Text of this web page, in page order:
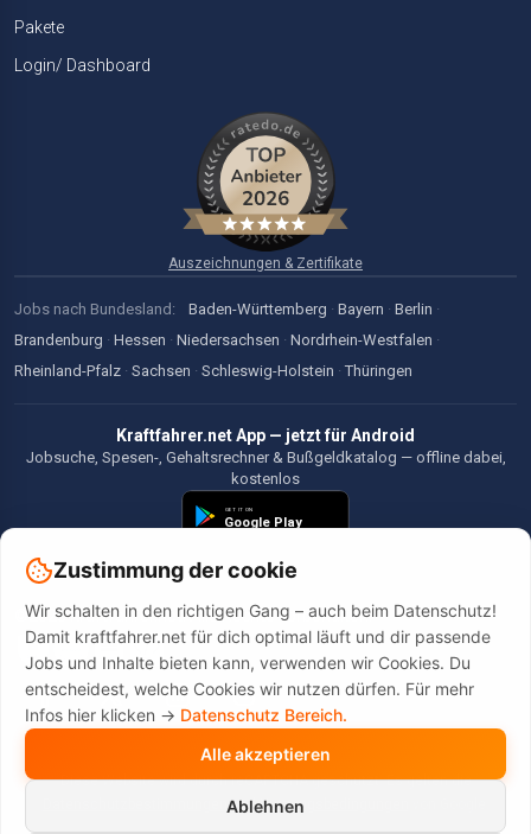
Pakete
Login/ Dashboard
Auszeichnungen & Zertifikate
Jobs nach Bundesland: Baden-Württemberg · Bayern · Berlin ·
Brandenburg · Hessen · Niedersachsen · Nordrhein-Westfalen ·
Rheinland-Pfalz · Sachsen · Schleswig-Holstein · Thüringen
Kraftfahrer.net App — jetzt für Android
Jobsuche, Spesen-, Gehaltsrechner & Bußgeldkatalog — offline dabei,
kostenlos
©2026 Kraftfahrer.net. Alle Rechte vorbehalten.
Diese Website wird durch reCAPTCHA geschützt. Es gelten die
undNutzungsbedingungen
Zustimmung der cookie
Wir schalten in den richtigen Gang – auch beim Datenschutz!
Damit kraftfahrer.net für dich optimal läuft und dir passende
Jobs und Inhalte bieten kann, verwenden wir Cookies. Du
entscheidest, welche Cookies wir nutzen dürfen. Für mehr
Infos hier klicken -> Datenschutz Bereich.
Alle akzeptieren
Ablehnen